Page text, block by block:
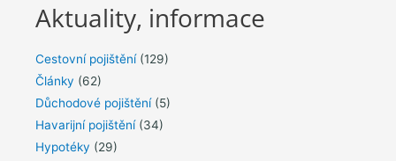
Aktuality, informace
Cestovní pojištění(129)
Články (62)
Důchodové pojištění(5)
Havarijní pojištění(34)
Hypotéky (29)